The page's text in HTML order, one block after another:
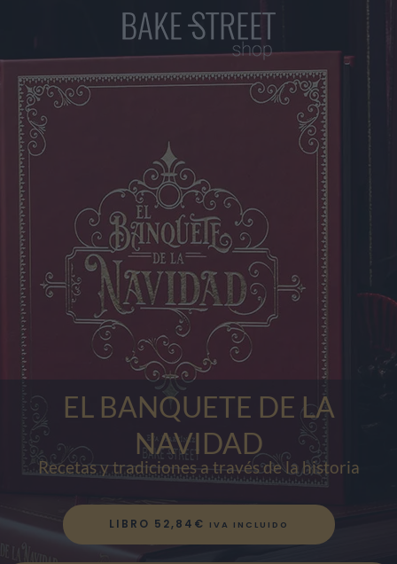
EL BANQUETE DE LA
NAVIDAD
Recetas y tradiciones a través de la historia​
LIBRO 52,84 € IVA INCLUIDO